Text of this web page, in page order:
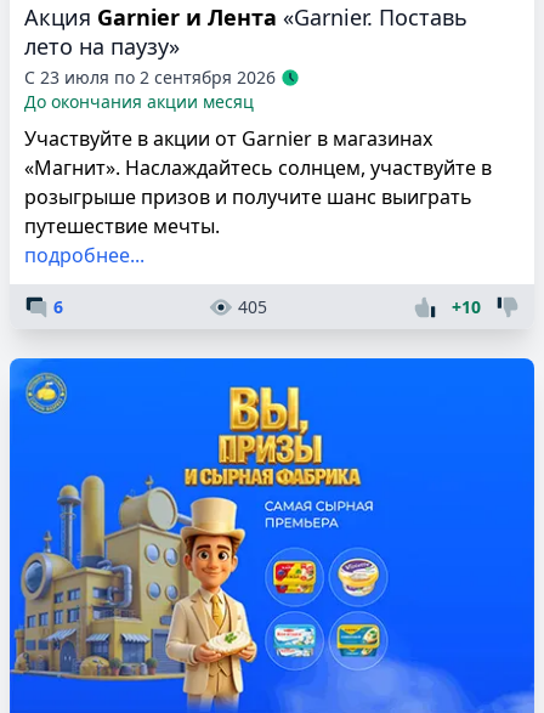
Акция Garnier и Лента «Garnier. Поставь
лето на паузу»
С 23 июля по 2 сентября 2026
До окончания акции месяц
Участвуйте в акции от Garnier в магазинах
«Магнит». Наслаждайтесь солнцем, участвуйте в
розыгрыше призов и получите шанс выиграть
путешествие мечты.
подробнее...
6 405 +10